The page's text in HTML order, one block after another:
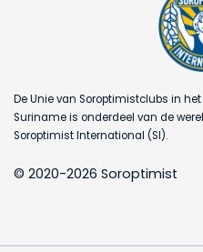
De Unie van Soroptimistclubs in
Suriname is onderdeel van de
Soroptimist International (SI).
© 2020-2026 Soroptimist